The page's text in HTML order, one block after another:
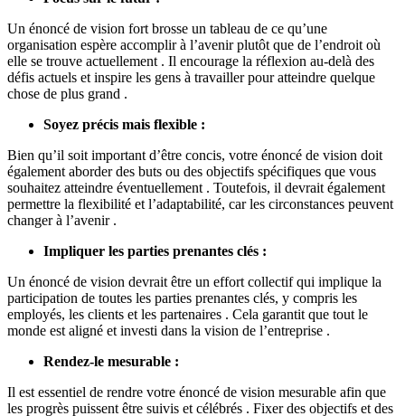
Un énoncé de vision fort brosse un tableau de ce qu’une
organisation espère accomplir à l’avenir plutôt que de l’endroit où
elle se trouve actuellement . Il encourage la réflexion au-delà des
défis actuels et inspire les gens à travailler pour atteindre quelque
chose de plus grand .
Soyez précis mais flexible :
Bien qu’il soit important d’être concis, votre énoncé de vision doit
également aborder des buts ou des objectifs spécifiques que vous
souhaitez atteindre éventuellement . Toutefois, il devrait également
permettre la flexibilité et l’adaptabilité, car les circonstances peuvent
changer à l’avenir .
Impliquer les parties prenantes clés :
Un énoncé de vision devrait être un effort collectif qui implique la
participation de toutes les parties prenantes clés, y compris les
employés, les clients et les partenaires . Cela garantit que tout le
monde est aligné et investi dans la vision de l’entreprise .
Rendez-le mesurable :
Il est essentiel de rendre votre énoncé de vision mesurable afin que
les progrès puissent être suivis et célébrés . Fixer des objectifs et des